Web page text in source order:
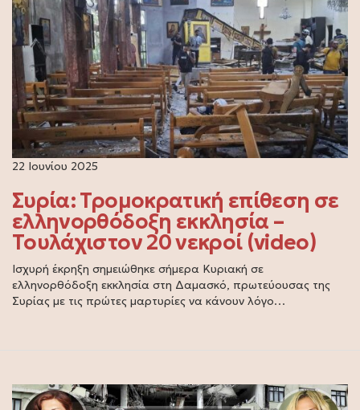
22 Ιουνίου 2025
Συρία: Τρομοκρατική επίθεση σε
ελληνορθόδοξη εκκλησία –
Τουλάχιστον 20 νεκροί (video)
Ισχυρή έκρηξη σημειώθηκε σήμερα Κυριακή σε
ελληνορθόδοξη εκκλησία στη Δαμασκό, πρωτεύουσας της
Συρίας με τις πρώτες μαρτυρίες να κάνουν λόγο…